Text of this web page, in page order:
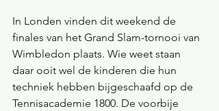
In Londen vinden dit weekend de
finales van het Grand Slam-tornooi van
Wimbledon plaats. Wie weet staan
daar ooit wel de kinderen die hun
techniek hebben bijgeschaafd op de
Tennisacademie 1800. De voorbije